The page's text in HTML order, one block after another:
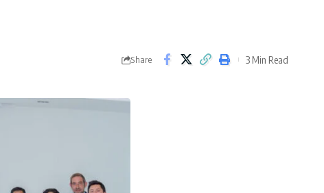
Share 3 Min Read